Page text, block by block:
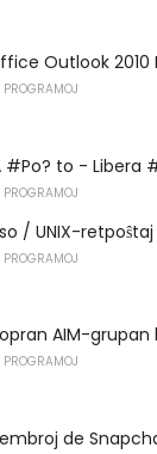
Outlook 2010
#Po? to - Libera
/ UNIX-
AIM-grupan
de